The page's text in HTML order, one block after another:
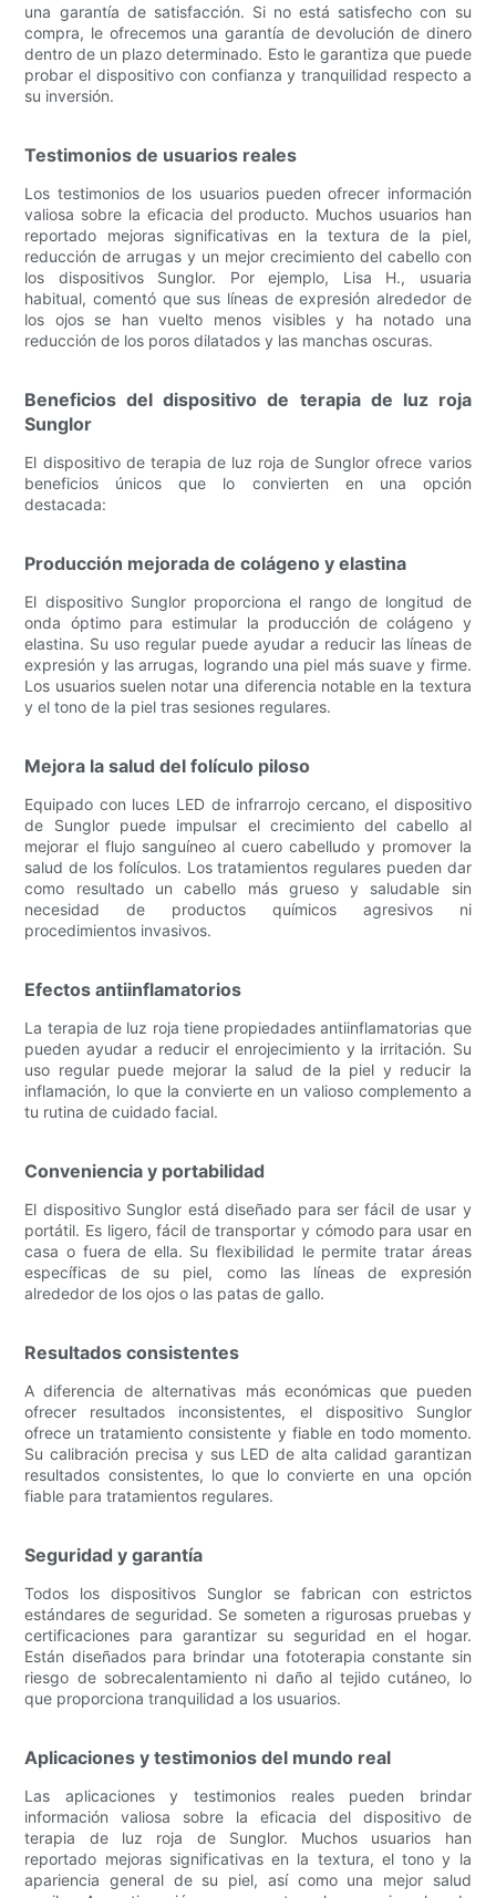
una garantía de satisfacción. Si no está satisfecho con su
compra, le ofrecemos una garantía de devolución de dinero
dentro de un plazo determinado. Esto le garantiza que puede
probar el dispositivo con confianza y tranquilidad respecto a
su inversión.
Testimonios de usuarios reales
Los testimonios de los usuarios pueden ofrecer información
valiosa sobre la eficacia del producto. Muchos usuarios han
reportado mejoras significativas en la textura de la piel,
reducción de arrugas y un mejor crecimiento del cabello con
los dispositivos Sunglor. Por ejemplo, Lisa H., usuaria
habitual, comentó que sus líneas de expresión alrededor de
los ojos se han vuelto menos visibles y ha notado una
reducción de los poros dilatados y las manchas oscuras.
Beneficios del dispositivo de terapia de luz roja
Sunglor
El dispositivo de terapia de luz roja de Sunglor ofrece varios
beneficios únicos que lo convierten en una opción
destacada:
Producción mejorada de colágeno y elastina
El dispositivo Sunglor proporciona el rango de longitud de
onda óptimo para estimular la producción de colágeno y
elastina. Su uso regular puede ayudar a reducir las líneas de
expresión y las arrugas, logrando una piel más suave y firme.
Los usuarios suelen notar una diferencia notable en la textura
y el tono de la piel tras sesiones regulares.
Mejora la salud del folículo piloso
Equipado con luces LED de infrarrojo cercano, el dispositivo
de Sunglor puede impulsar el crecimiento del cabello al
mejorar el flujo sanguíneo al cuero cabelludo y promover la
salud de los folículos. Los tratamientos regulares pueden dar
como resultado un cabello más grueso y saludable sin
necesidad de productos químicos agresivos ni
procedimientos invasivos.
Efectos antiinflamatorios
La terapia de luz roja tiene propiedades antiinflamatorias que
pueden ayudar a reducir el enrojecimiento y la irritación. Su
uso regular puede mejorar la salud de la piel y reducir la
inflamación, lo que la convierte en un valioso complemento a
tu rutina de cuidado facial.
Conveniencia y portabilidad
El dispositivo Sunglor está diseñado para ser fácil de usar y
portátil. Es ligero, fácil de transportar y cómodo para usar en
casa o fuera de ella. Su flexibilidad le permite tratar áreas
específicas de su piel, como las líneas de expresión
alrededor de los ojos o las patas de gallo.
Resultados consistentes
A diferencia de alternativas más económicas que pueden
ofrecer resultados inconsistentes, el dispositivo Sunglor
ofrece un tratamiento consistente y fiable en todo momento.
Su calibración precisa y sus LED de alta calidad garantizan
resultados consistentes, lo que lo convierte en una opción
fiable para tratamientos regulares.
Seguridad y garantía
Todos los dispositivos Sunglor se fabrican con estrictos
estándares de seguridad. Se someten a rigurosas pruebas y
certificaciones para garantizar su seguridad en el hogar.
Están diseñados para brindar una fototerapia constante sin
riesgo de sobrecalentamiento ni daño al tejido cutáneo, lo
que proporciona tranquilidad a los usuarios.
Aplicaciones y testimonios del mundo real
Las aplicaciones y testimonios reales pueden brindar
información valiosa sobre la eficacia del dispositivo de
terapia de luz roja de Sunglor. Muchos usuarios han
reportado mejoras significativas en la textura, el tono y la
apariencia general de su piel, así como una mejor salud